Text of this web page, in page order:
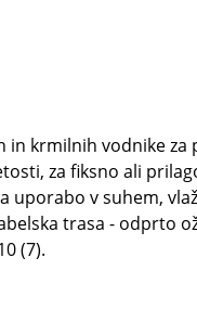
krmilnih vodnike za
za fiksno ali
uporabo v suhem,
trasa -
(7).